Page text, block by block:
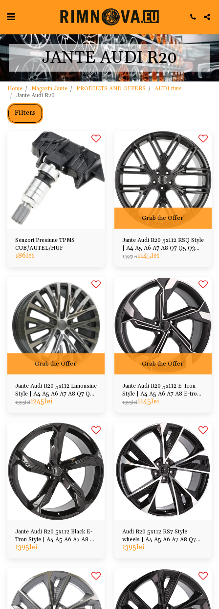
JANTE AUDI R20
Home Magazin Jante PRODUCTS AND OFFERS
AUDI rims
Jante Audi R20
Filters
Senzori Presiune TPMS
CUB/AUTEL/HUF
186lei
Grab the Offer!
Jante Audi R20 5x112 RSQ Style
| A4 A5 A6 A7 A8 Q7 Q5 Q3
VW Skoda Cupra
1395lei1145lei
Grab the Offer!
Jante Audi R20 5x112 Limousine
Style | A4 A5 A6 A7 A8 Q7 Q5
Q3 etc
1395lei1245lei
Grab the Offer!
Jante Audi R20 5x112 E-Tron
Style | A4 A5 A6 A7 A8 E-tron
Q7 Q5 Q3
1395lei1145lei
Jante Audi R20 5x112 Black E-
Tron Style | A4 A5 A6 A7 A8 E-
tron Q7 Q5 Q3
1395lei
Audi R20 5x112 RS7 Style
wheels | A4 A5 A6 A7 A8 Q7
Q5 Q3, VW Group
1395lei